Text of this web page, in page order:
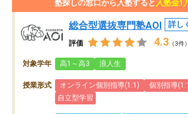
塾探しの窓口から入塾すると 入塾金1
総合型選抜専門塾AOI 詳し
評価 4.3 （3件）
対象学年 高1～高3 浪人生
授業形式 オンライン個別指導(1:1) 個別指導
自立型学習